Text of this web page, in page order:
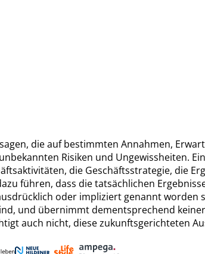
die auf bestimmten Annahmen,
Risiken und Ungewissheiten.
die Geschäftsstrategie, die
führen, dass die tatsächlichen
oder impliziert genannt worden
und übernimmt dementsprechend
auch nicht, diese zukunftsgerichteten